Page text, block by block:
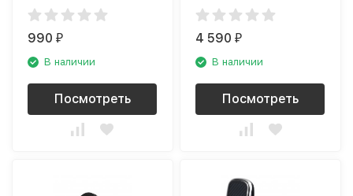
990₽
В наличии
Посмотреть
Magnetic Wireless Car
Charger, серый космос
4 590₽
В наличии
Посмотреть